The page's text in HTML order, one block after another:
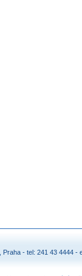
, Praha - tel: 241 43 4444 -